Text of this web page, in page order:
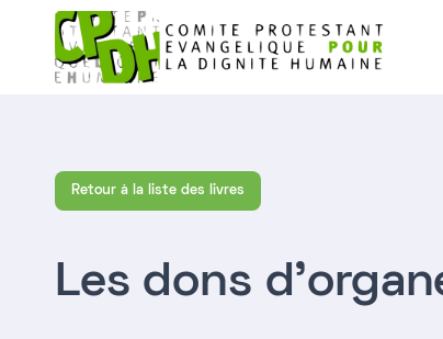
Retour à la liste des livres
Les dons